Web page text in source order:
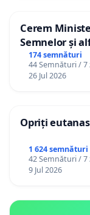
Cerem
Semnelor și
Republica
174 semnături
44 Semnături / 7
26 Jul 2026
Opriți
1 624 semnături
42 Semnături / 7
9 Jul 2026